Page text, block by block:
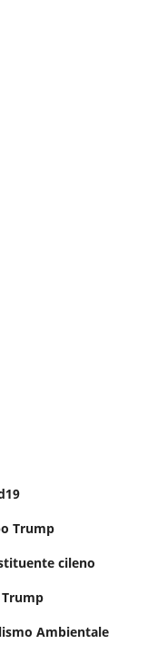
Trump
cileno
Ambientale